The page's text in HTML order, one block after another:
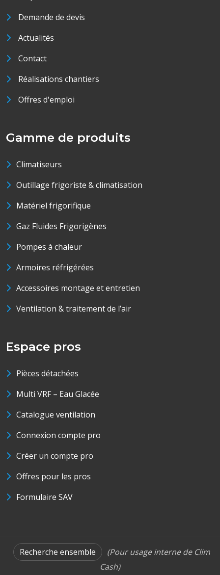
Demande de devis
Actualités
Contact
Réalisations chantiers
Offres d'emploi
Gamme de produits
Climatiseurs
Outillage frigoriste & climatisation
Matériel frigorifique
Gaz Fluides Frigorigènes
Pompes à chaleur
Armoires réfrigérées
Accessoires montage et entretien
Ventilation & traitement de l’air
Espace pros
Pièces détachées
Multi VRF – Eau Glacée
Catalogue ventilation
Connexion compte pro
Créer un compte pro
Offres pour les pros
Formulaire SAV
Recherche ensemble
(Pour usage interne de Clim
Cash)